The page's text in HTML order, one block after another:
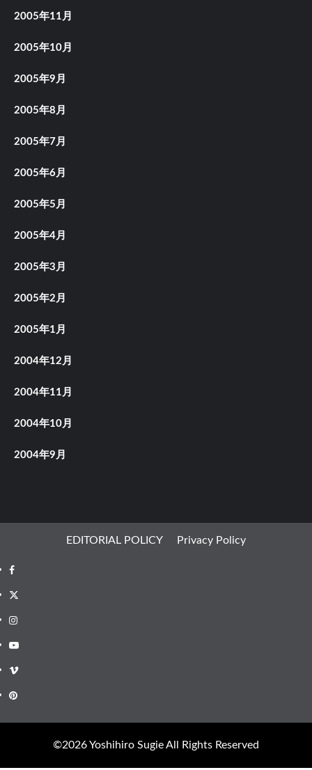
2005年11月
2005年10月
2005年9月
2005年8月
2005年7月
2005年6月
2005年5月
2005年4月
2005年3月
2005年2月
2005年1月
2004年12月
2004年11月
2004年10月
2004年9月
EDITORIAL POLICY Privacy Policy
Facebook
X
Instagram
Youtube
Vimeo
Pinterest
©︎2026 Yoshihiro Sugie All Rights Reserved